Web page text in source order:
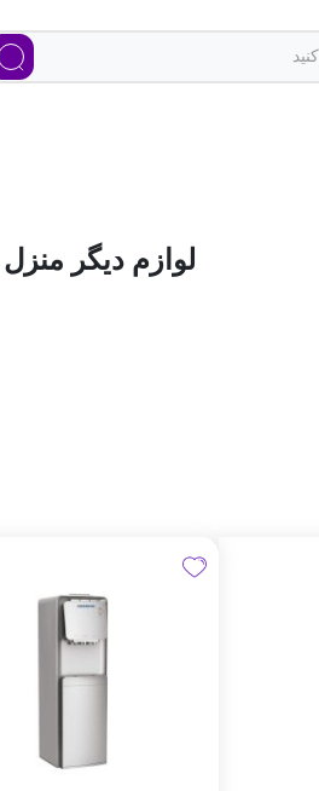
لوازم دیگر منزل